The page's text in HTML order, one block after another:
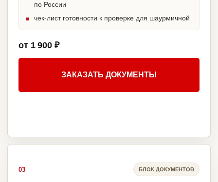
по России
чек-лист готовности к проверке для шаурмичной
от 1 900 ₽
ЗАКАЗАТЬ ДОКУМЕНТЫ
03 БЛОК ДОКУМЕНТОВ